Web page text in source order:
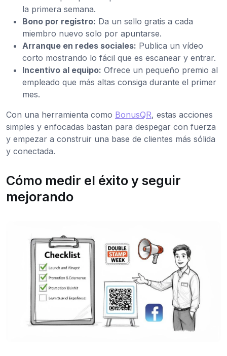
la primera semana.
Bono por registro: Da un sello gratis a cada
miembro nuevo solo por apuntarse.
Arranque en redes sociales: Publica un vídeo
corto mostrando lo fácil que es escanear y entrar.
Incentivo al equipo: Ofrece un pequeño premio al
empleado que más altas consiga durante el primer
mes.
Con una herramienta como BonusQR, estas acciones
simples y enfocadas bastan para despegar con fuerza
y empezar a construir una base de clientes más sólida
y conectada.
Cómo medir el éxito y seguir
mejorando